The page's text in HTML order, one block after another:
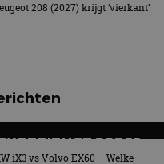
208 (2027) krijgt ‘vierkant’
2026?
iX3 vs Volvo EX60 – Welke